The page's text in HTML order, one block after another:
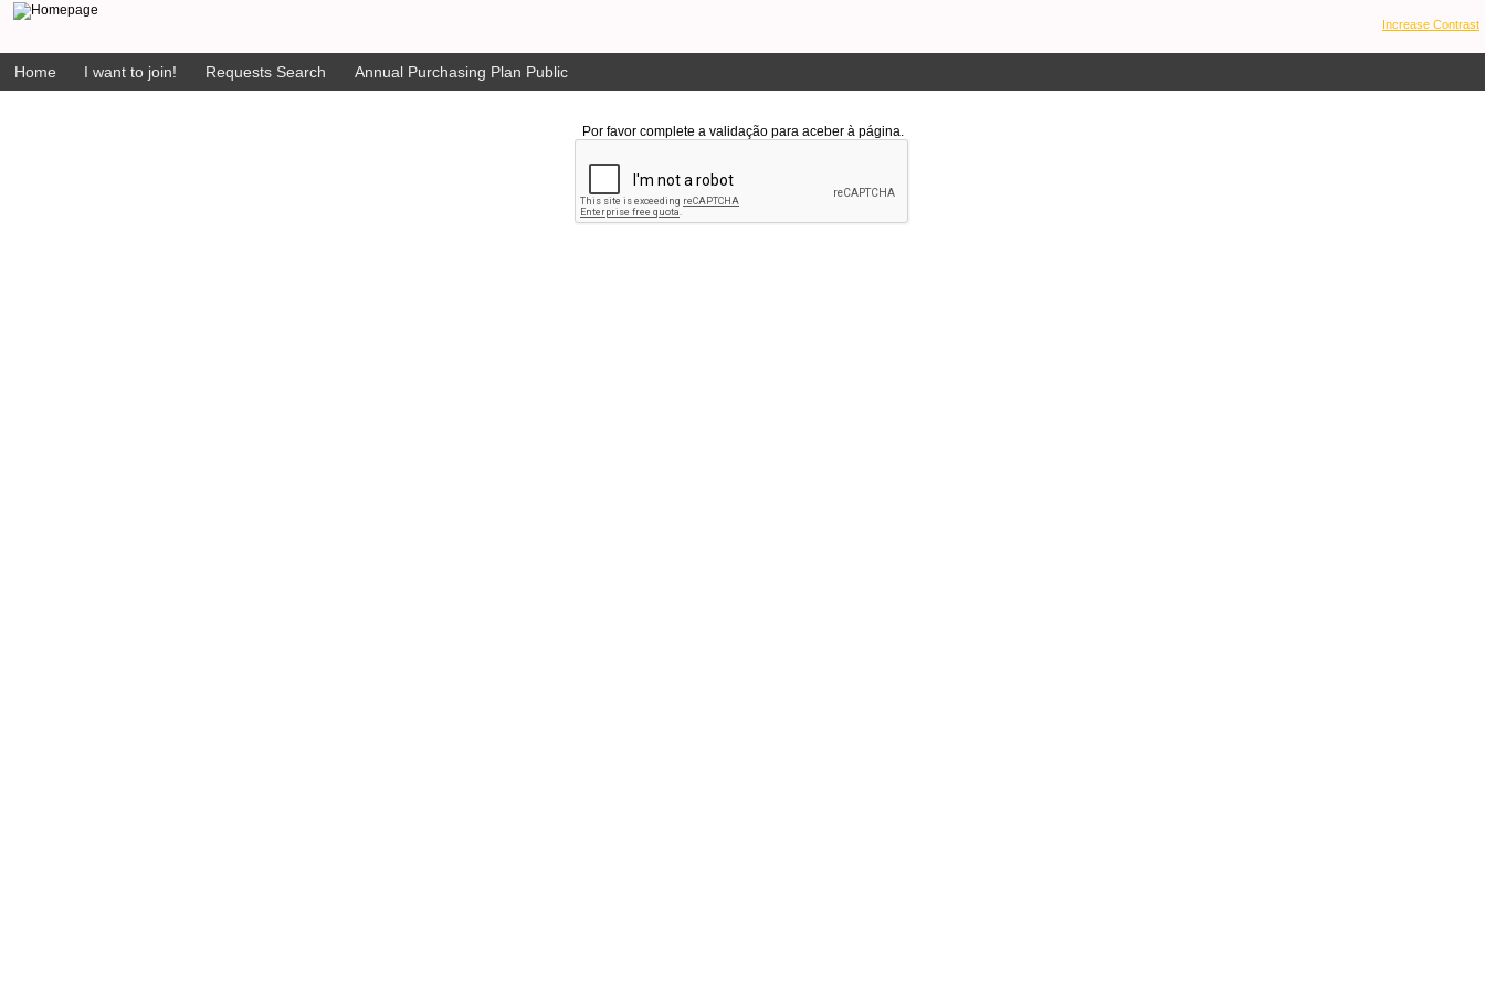
Increase Contrast
Home I want to join! Requests Search Annual Purchasing Plan Public
Por favor complete a validação para aceber à página.